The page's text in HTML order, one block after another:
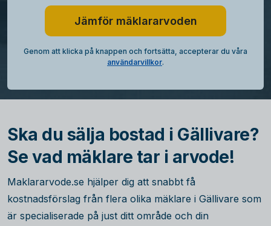
Jämför mäklararvoden
Genom att klicka på knappen och fortsätta, accepterar du våra
användarvillkor.
Ska du sälja bostad i Gällivare?
Se vad mäklare tar i arvode!
Maklararvode.se hjälper dig att snabbt få
kostnadsförslag från flera olika mäklare i Gällivare som
är specialiserade på just ditt område och din